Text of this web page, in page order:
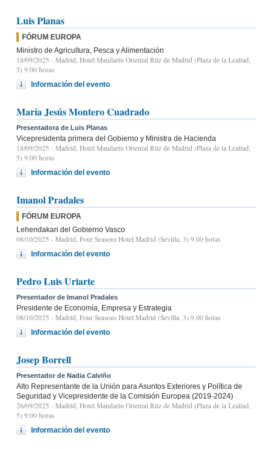
Luis Planas
FÓRUM EUROPA
Ministro de Agricultura, Pesca y Alimentación
18/09/2025 - Madrid, Hotel Mandarin Oriental Ritz de Madrid (Plaza de la Lealtad,
5) 9:00 horas
Información del evento
María Jesús Montero Cuadrado
Presentadora de Luis Planas
Vicepresidenta primera del Gobierno y Ministra de Hacienda
18/09/2025 - Madrid, Hotel Mandarin Oriental Ritz de Madrid (Plaza de la Lealtad,
5) 9:00 horas
Información del evento
Imanol Pradales
FÓRUM EUROPA
Lehendakari del Gobierno Vasco
08/10/2025 - Madrid, Four Seasons Hotel Madrid (Sevilla, 3) 9.00 horas
Información del evento
Pedro Luis Uriarte
Presentador de Imanol Pradales
Presidente de Economía, Empresa y Estrategia
08/10/2025 - Madrid, Four Seasons Hotel Madrid (Sevilla, 3) 9.00 horas
Información del evento
Josep Borrell
Presentador de Nadia Calviño
Alto Representante de la Unión para Asuntos Exteriores y Política de
Seguridad y Vicepresidente de la Comisión Europea (2019-2024)
26/09/2025 - Madrid, Hotel Mandarin Oriental Ritz de Madrid (Plaza de la Lealtad,
5) 9:00 horas
Información del evento